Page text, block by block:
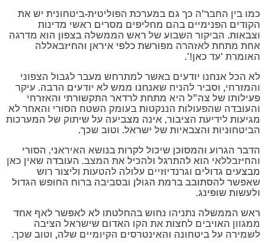
כמו בין החבר'ה כך גם במערכת הפוליטית-ביטחונית יש את
הקודים הפנימיים בהם מחליפים מסרים ראשי מדינות
וצבאות. הביקור השבוע של ראש הממשלה בצפון הוא מדרגה
אחת מתחת לאזהרה מפורשת כלפי איראן והחיזבאללה
האומרת 'עד כאן!'.
לא הכל אנחנו יודעים באשר למתרחש מעבר לגבול הצפוני
והמזרחי, וסביר להניח שאנחנו ממש לא יודעים הרבה. עיקר
פעילותו של צה"ל היא מתחת לרדאר התקשורתי והאזרחי
והעובדה שהפעולות הננקטות בעומק השטח הסורי והאחר לא
מגיעות לידיעת הציבור, אינה מצביעה על שיתוק של המערכות
הביטחוניות והצבאיות של ישראל. וטוב שכך.
הדבר הגרוע והמסוכן שיכול לקרות בנושא האיראני, הסורי
והחיזבללאי הוא להתרגל ולהכיל את המצב. העובדה שאין כאן
מבצעים גדולים וגרנדיוזיים עלולה להטעות וליצור רוש
שאפשר להסתובב ברמת הגולן ובסביבה ברוח החופש הגדול
ולעשות שופינג.
ראש הממשלה נתניהו נחוש בהחלטתו לא לאפשר לאף אחד
ממגוון האויבים לחצות את הקו האדום שישראל הציבה
לשמירה על ביטחונה והאינטרסים הקיומיים שלה, וטוב שכך.